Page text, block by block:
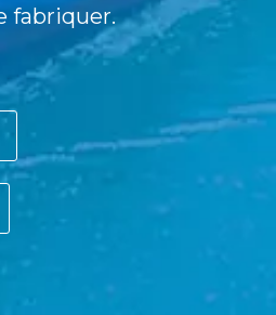
fabriquer.